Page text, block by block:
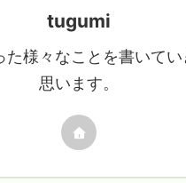
tugumi
た様々なことを書いてい
思います。